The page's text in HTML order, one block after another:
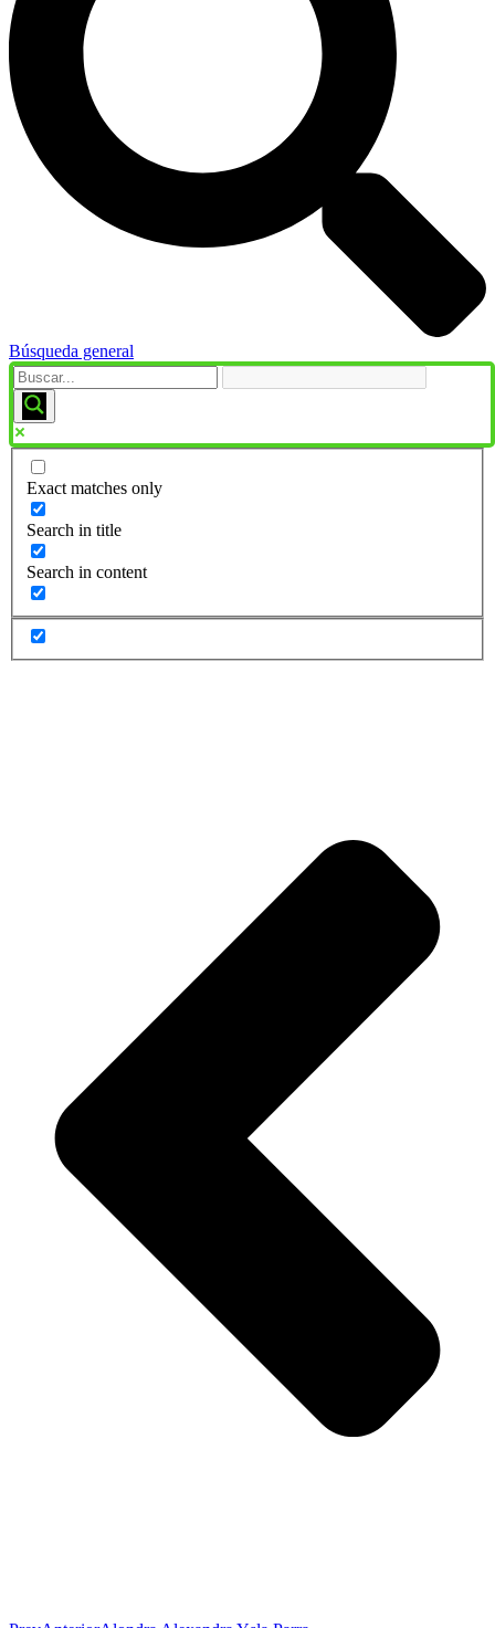
Búsqueda general
Exact matches only
Search in title
Search in content